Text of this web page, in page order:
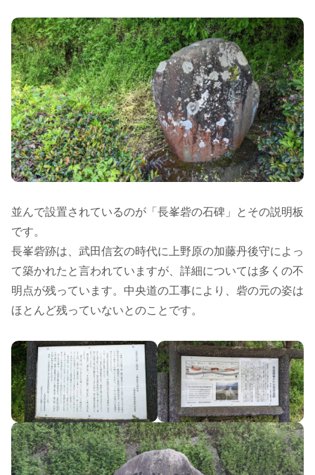
並んで設置されているのが「長峯砦の石碑」とその説明板
です。
長峯砦跡は、武田信玄の時代に上野原の加藤丹後守によっ
て築かれたと言われていますが、詳細については多くの不
明点が残っています。中央道の工事により、砦の元の姿は
ほとんど残っていないとのことです。